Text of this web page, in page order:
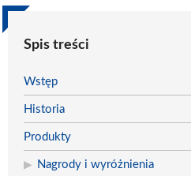
Spis treści
Wstęp
Historia
Produkty
Nagrody i wyróżnienia